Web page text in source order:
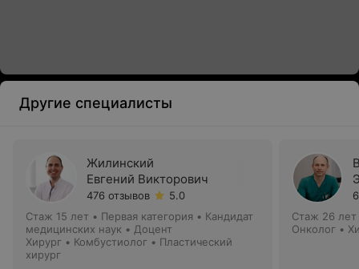
Другие специалисты
Жилинский
Евгений Викторович
476 отзывов
5.0
Стаж 15 лет • Первая категория • Кандидат
медицинских наук • Доцент
Хирург • Комбустиолог • Пластический
хирург
Стаж 26 лет
Онколог •